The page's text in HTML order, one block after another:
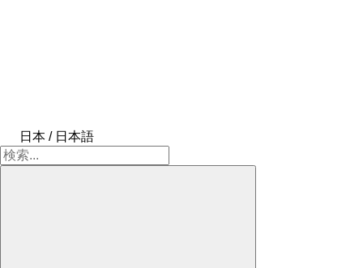
日本 / 日本語